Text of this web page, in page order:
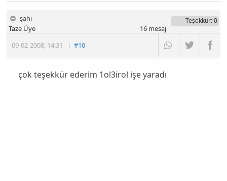
şahi
09-02-2008, 14:31 |#10
Taze Üye
Teşekkür: 0
16mesaj
çok teşekkür ederim 1ol3irol işe yaradı